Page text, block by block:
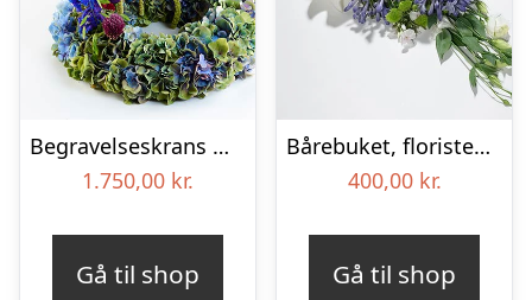
Begravelseskrans med hortensia og farverige detaljer – Blomster til begravelse
1.750,00 kr.
Gå til shop
Bårebuket, floristens valg – Blomster til begravelse
400,00 kr.
Gå til shop